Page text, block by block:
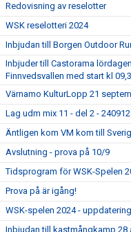
Redovisning av reselotter
WSK reselotteri 2024
Inbjudan till Borgen Outdoor
Inbjuder till Castorama
Finnvedsvallen med start kl
Värnamo KulturLopp 21
Lag udm mix 11 - del 2 - 240912
Äntligen kom VM kom till
Avslutning - prova på 10/9
Tidsprogram för WSK-Spelen
Prova på är igång!
WSK-spelen 2024 - uppdatering
Inbjudan till kastmångkamp 28